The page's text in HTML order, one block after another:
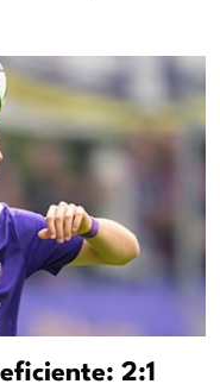
2:1